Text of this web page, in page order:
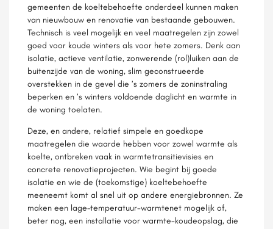
gemeenten de koeltebehoefte onderdeel kunnen maken
van nieuwbouw en renovatie van bestaande gebouwen.
Technisch is veel mogelijk en veel maatregelen zijn zowel
goed voor koude winters als voor hete zomers. Denk aan
isolatie, actieve ventilatie, zonwerende (rol)luiken aan de
buitenzijde van de woning, slim geconstrueerde
overstekken in de gevel die ’s zomers de zoninstraling
beperken en ’s winters voldoende daglicht en warmte in
de woning toelaten.
Deze, en andere, relatief simpele en goedkope
maatregelen die waarde hebben voor zowel warmte als
koelte, ontbreken vaak in warmtetransitievisies en
concrete renovatieprojecten. Wie begint bij goede
isolatie en wie de (toekomstige) koeltebehoefte
meeneemt komt al snel uit op andere energiebronnen. Ze
maken een lage-temperatuur-warmtenet mogelijk of,
beter nog, een installatie voor warmte-koudeopslag, die